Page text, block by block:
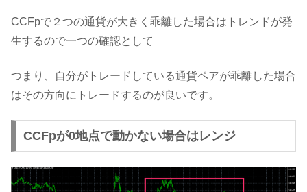
CCFpで２つの通貨が大きく乖離した場合はトレンドが発
生するので一つの確認として
つまり、自分がトレードしている通貨ペアが乖離した場合
はその方向にトレードするのが良いです。
CCFpが0地点で動かない場合はレンジ